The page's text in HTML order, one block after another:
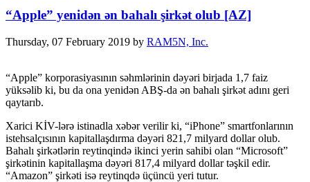
“Apple” yenidən ən bahalı şirkət olub [AZ]
Thursday, 07 February 2019 by RAM5N, Inc.
“Apple” korporasiyasının səhmlərinin dəyəri birjada 1,7 faiz
yüksəlib ki, bu da ona yenidən ABŞ-da ən bahalı şirkət adını geri
qaytarıb.
Xarici KİV-lərə istinadla xəbər verilir ki, “iPhone” smartfonlarının
istehsalçısının kapitallaşdırma dəyəri 821,7 milyard dollar olub.
Bahalı şirkətlərin reytinqində ikinci yerin sahibi olan “Microsoft”
şirkətinin kapitallaşma dəyəri 817,4 milyard dollar təşkil edir.
“Amazon” şirkəti isə reytinqdə üçüncü yeri tutur.